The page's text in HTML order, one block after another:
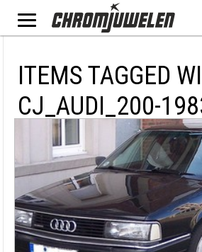
ITEMS TAGGED
CJ_AUDI_200-